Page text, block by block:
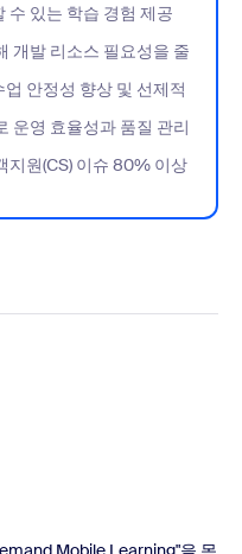
수 있는 학습 경험 제공
개발 리소스 필요성을 줄
안정성 향상 및 선제적
운영 효율성과 품질 관리
지원(CS) 이슈 80% 이상